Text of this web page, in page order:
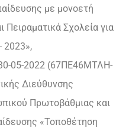
με μονοετή
Πειραματικά Σχολεία για
2023»,
05-2022 (67ΠΕ46ΜΤΛΗ-
Διεύθυνσης
Πρωτοβάθμιας και
«Τοποθέτηση